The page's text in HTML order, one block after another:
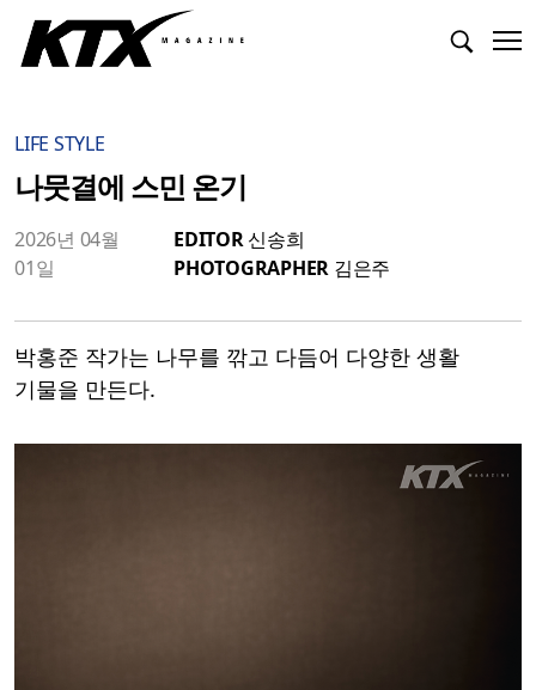
LIFE STYLE
나뭇결에 스민 온기
2026년 04월
01일
EDITOR신송희
PHOTOGRAPHER 김은주
박홍준 작가는 나무를 깎고 다듬어 다양한 생활
기물을 만든다.